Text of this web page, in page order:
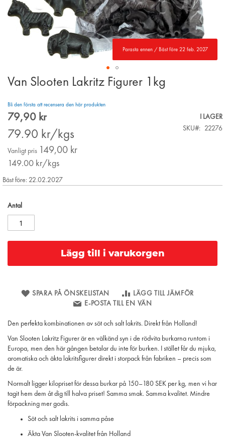
Parasta ennen / Bäst före 22 feb. 2027
Skip
of
the
images
gallery
Van Slooten Lakritz Figurer 1kg
Bli den första att recensera den här produkten
Special
79,90 kr
79.90 kr/kgs
Vanligt pris 149,00 kr
149.00 kr/kgs
I LAGER
SKU
22276
Bäst före: 22.02.2027
Antal
Lägg till i varukorgen
SPARA PÅ ÖNSKELISTAN
LÄGG TILL JÄMFÖR
E-POSTA TILL EN VÄN
Den perfekta kombinationen av söt och salt lakrits. Direkt från Holland!
Van Slooten Lakritz Figurer är en välkänd syn i de rödvita burkarna runtom i
Europa, men den här gången betalar du inte för burken. I stället får du mjuka,
aromatiska och äkta lakritsfigurer direkt i storpack från fabriken – precis som
de är.
Normalt ligger kilopriset för dessa burkar på 150–180 SEK per kg, men vi har
tagit hem dem åt dig till halva priset! Samma smak. Samma kvalitet. Mindre
förpackning mer godis.
Söt och salt lakrits i samma påse
Äkta Van Slooten-kvalitet från Holland